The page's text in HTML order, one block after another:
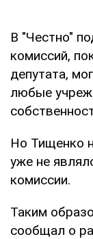
В "Честно"
комиссий,
депутата,
любые
Но Тищенко
уже не
комиссии.
Таким
сообщал о